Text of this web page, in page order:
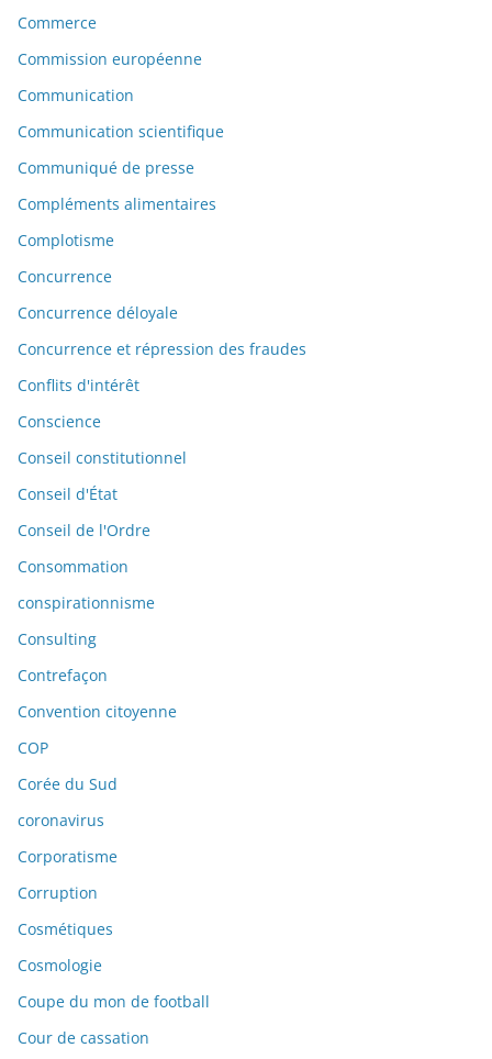
Commerce
Commission européenne
Communication
Communication scientifique
Communiqué de presse
Compléments alimentaires
Complotisme
Concurrence
Concurrence déloyale
Concurrence et répression des fraudes
Conflits d'intérêt
Conscience
Conseil constitutionnel
Conseil d'État
Conseil de l'Ordre
Consommation
conspirationnisme
Consulting
Contrefaçon
Convention citoyenne
COP
Corée du Sud
coronavirus
Corporatisme
Corruption
Cosmétiques
Cosmologie
Coupe du mon de football
Cour de cassation